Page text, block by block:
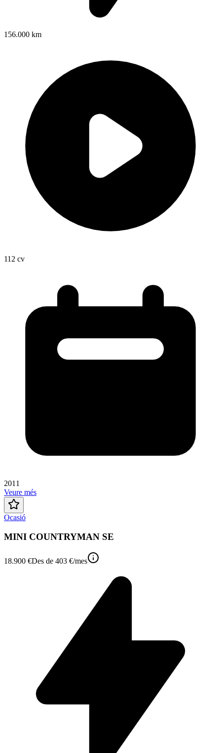
156.000 km
112 cv
2011
Veure més
Ocasió
MINI COUNTRYMAN SE
18.900 €Des de 403 €/mes